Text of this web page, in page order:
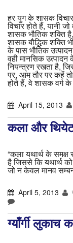
हर युग के शासक
विचार होते हैं, यानी
शासक भौतिक शक्ति
शासक बौद्धिक शक्ति
के पास भौतिक
वही मानसिक उत्पादन
नियन्त्रण रखता है,
पर, आम तौर पर कहें
होते हैं, वे शासक वर्ग
April 15, 2013
कला और
“कला यथार्थ के समक्ष
है जिससे कि यथार्थ
जो न केवल मानव
April 5, 2013
ग्याँर्गी लुकाच